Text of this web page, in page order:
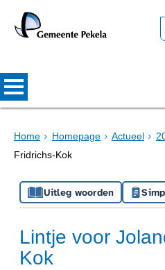
Home Homepage Actueel
Fridrichs-Kok
Uitleg woorden
Lintje voor
Kok